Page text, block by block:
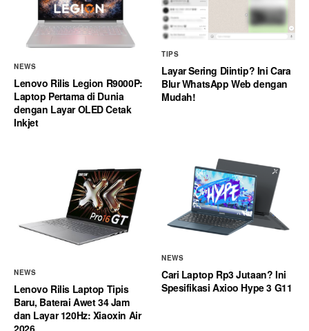
NEWS
Lenovo Rilis Legion R9000P:
Laptop Pertama di Dunia
dengan Layar OLED Cetak
Inkjet
TIPS
Layar Sering Diintip? Ini Cara
Blur WhatsApp Web dengan
Mudah!
NEWS
Lenovo Rilis Laptop Tipis
Baru, Baterai Awet 34 Jam
dan Layar 120Hz: Xiaoxin Air
NEWS
Cari Laptop Rp3 Jutaan? Ini
Spesifikasi Axioo Hype 3 G11